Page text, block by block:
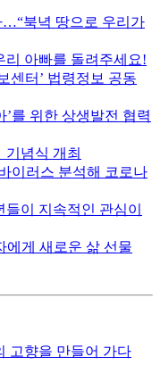
…“북녁 땅으로 우리가
아빠를 돌려주세요!
센터’ 법령정보 공동
’를 위한 상생발전 협력
기념식 개최
이러스 분석해 코로나
이 지속적인 관심이
에게 새로운 삶 선물
고향을 만들어 가다